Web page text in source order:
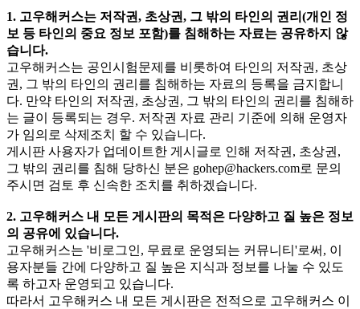
1. 고우해커스는 저작권, 초상권, 그 밖의 타인의 권리(개인 정
보 등 타인의 중요 정보 포함)를 침해하는 자료는 공유하지 않
습니다.
고우해커스는 공인시험문제를 비롯하여 타인의 저작권, 초상
권, 그 밖의 타인의 권리를 침해하는 자료의 등록을 금지합니
다. 만약 타인의 저작권, 초상권, 그 밖의 타인의 권리를 침해하
는 글이 등록되는 경우. 저작권 자료 관리 기준에 의해 운영자
가 임의로 삭제조치 할 수 있습니다.
게시판 사용자가 업데이트한 게시글로 인해 저작권, 초상권,
그 밖의 권리를 침해 당하신 분은 gohep@hackers.com로 문의
주시면 검토 후 신속한 조치를 취하겠습니다.
2. 고우해커스 내 모든 게시판의 목적은 다양하고 질 높은 정보
의 공유에 있습니다.
고우해커스는 '비로그인, 무료로 운영되는 커뮤니티'로써, 이
용자분들 간에 다양하고 질 높은 지식과 정보를 나눌 수 있도
록 하고자 운영되고 있습니다.
따라서 고우해커스 내 모든 게시판은 전적으로 고우해커스 이